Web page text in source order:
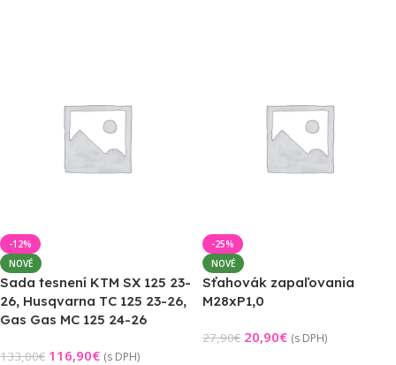
-12%
NOVÉ
Sada tesnení KTM SX 125 23-
26, Husqvarna TC 125 23-26,
Gas Gas MC 125 24-26
133,00€ 116,90€ (s DPH)
-25%
NOVÉ
Sťahovák zapaľovania
M28xP1,0
27,90€ 20,90€ (s DPH)